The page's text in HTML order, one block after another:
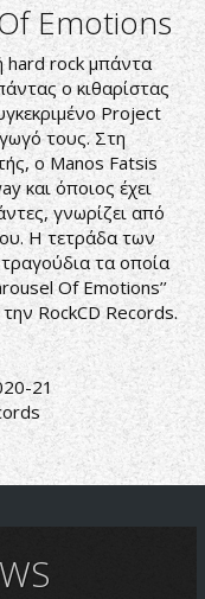
Emotions
hard rock μπάντα
ο κιθαρίστας
Project
τους. Στη
ο Manos Fatsis
και όποιος έχει
γνωρίζει από
Η τετράδα των
τα οποία
Of Emotions’’
RockCD Records.
21